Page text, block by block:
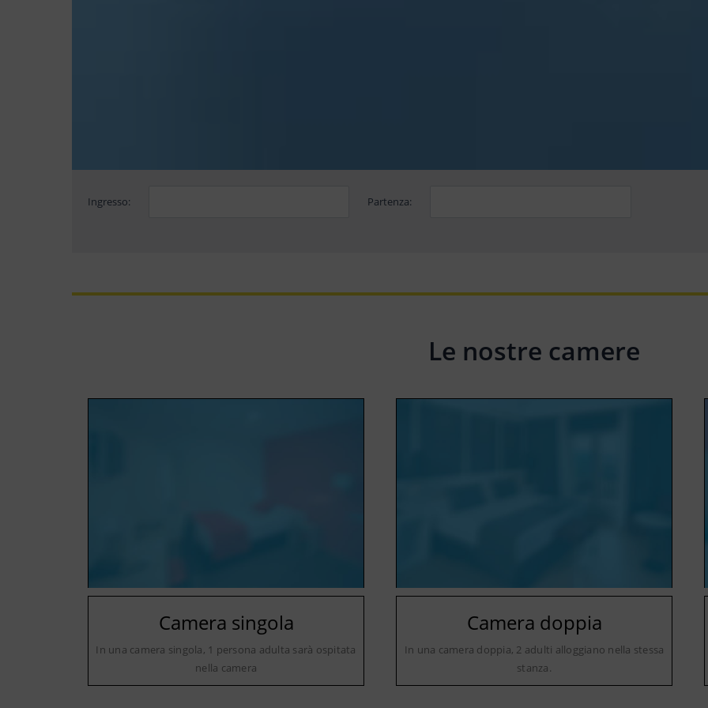
Ingresso: Partenza:
Le nostre camere
Camera singola
In una camera singola, 1 persona adulta sarà ospitata
nella camera
Camera doppia
In una camera doppia, 2 adulti alloggiano nella stessa
stanza.